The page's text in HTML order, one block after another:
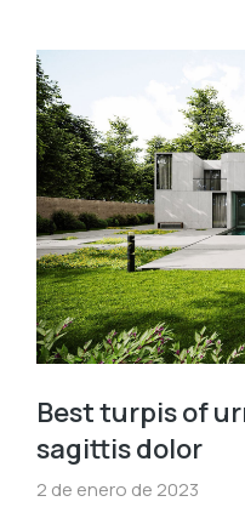
Best turpis of
sagittis dolor
2 de enero de 2023